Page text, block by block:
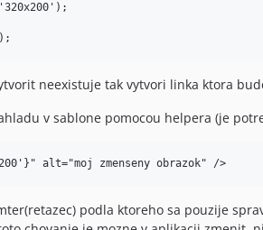
neexistuje tak vytvori linka ktora
v sablone pomocou helpera (je
podla ktoreho sa pouzije